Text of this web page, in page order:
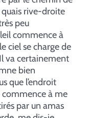
quais rive-droite
peu
commence à
ciel se charge de
va certainement
bien
que l’endroit
commence à me
par un amas